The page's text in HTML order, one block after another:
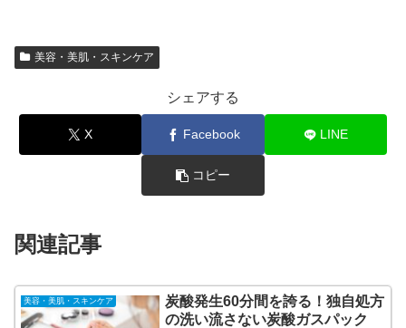
美容・美肌・スキンケア
シェアする
X Facebook LINE
コピー
関連記事
美容・美肌・スキンケア
炭酸発生60分間を誇る！独自処方
の洗い流さない炭酸ガスパック